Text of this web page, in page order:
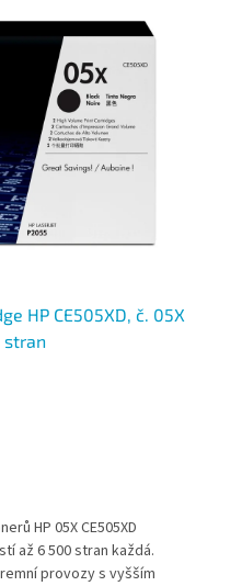
HP CE505XD, č. 05X
stran
HP 05X CE505XD
až 6 500 stran každá.
provozy s vyšším